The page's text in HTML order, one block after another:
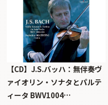
【CD】J.S.バッハ：無伴奏ヴ
ァイオリン・ソナタとパルテ
ィータ BWV1004…